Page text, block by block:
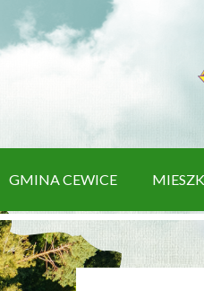
GMINA CEWICE